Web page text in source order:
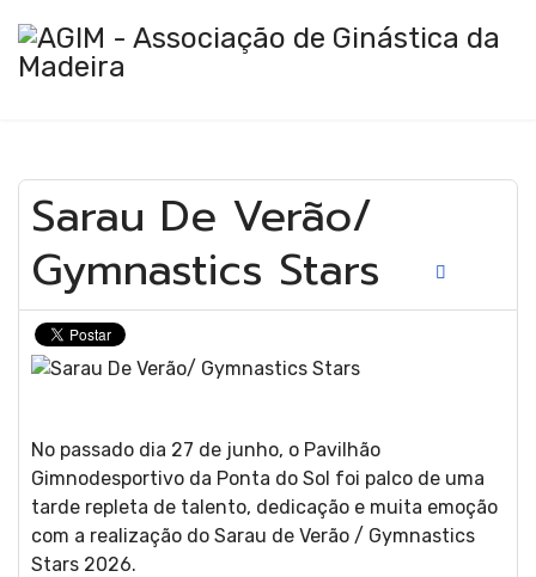
Sarau De Verão/
Gymnastics Stars
No passado dia 27 de junho, o Pavilhão
Gimnodesportivo da Ponta do Sol foi palco de uma
tarde repleta de talento, dedicação e muita emoção
com a realização do Sarau de Verão / Gymnastics
Stars 2026.